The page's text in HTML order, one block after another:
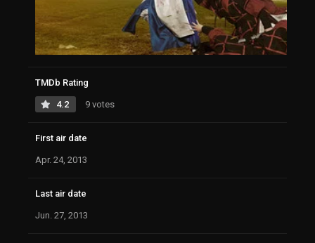
TMDb Rating
4.2 9 votes
First air date
Apr. 24, 2013
Last air date
Jun. 27, 2013